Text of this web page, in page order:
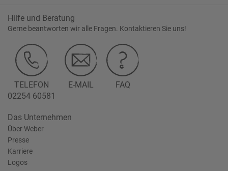
Hilfe und Beratung
Gerne beantworten wir alle Fragen. Kontaktieren Sie uns!
TELEFON
02254 60581
E-MAIL FAQ
Das Unternehmen
Über Weber
Presse
Karriere
Logos